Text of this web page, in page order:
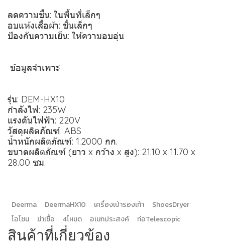
ลดความชื้น: ในพื้นที่เล็กๆ
อบแห้งเสื้อผ้า: ชิ้นเล็กๆ
ป้องกันความเย็น: ให้ความอบอุ่น
️ ข้อมูลจำเพาะ
รุ่น: DEM-HX10
กำลังไฟ: 235W
แรงดันไฟฟ้า: 220V
วัสดุผลิตภัณฑ์: ABS
น้ำหนักผลิตภัณฑ์: 1.2000 กก.
ขนาดผลิตภัณฑ์ (ยาว x กว้าง x สูง): 21.10 x 11.70 x
28.00 ซม.
Deerma DeermaHX10 เครื่องเป่ารองเท้า
ShoesDryer
โอโซน
ฆ่าเชื้อ 4โหมด อเนกประสงค์ ท่อTelescopic
สินค้าที่เกี่ยวข้อง